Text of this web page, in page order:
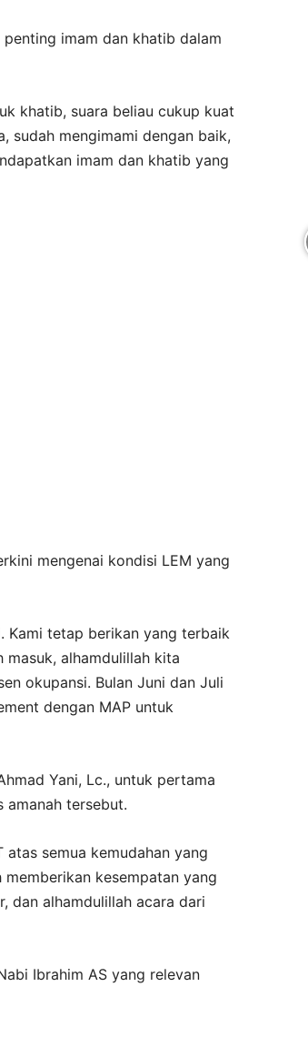
imam dan khatib dalam
khatib, suara beliau cukup kuat
sudah mengimami dengan baik,
imam dan khatib yang
mengenai kondisi LEM yang
Kami tetap berikan yang terbaik
masuk, alhamdulillah kita
okupansi. Bulan Juni dan Juli
dengan MAP untuk
Yani, Lc., untuk pertama
amanah tersebut.
atas semua kemudahan yang
kesempatan yang
dan alhamdulillah acara dari
Ibrahim AS yang relevan